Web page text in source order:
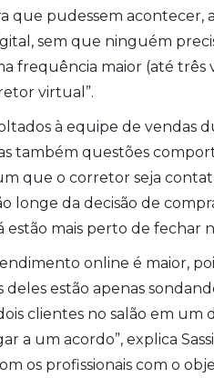
que pudessem acontecer,
sem que ninguém
frequência maior (até três
virtual”.
à equipe de vendas
também questões
que o corretor seja
longe da decisão de
estão mais perto de fechar
online é maior,
deles estão apenas
clientes no salão em um
a um acordo”, explica
os profissionais com o